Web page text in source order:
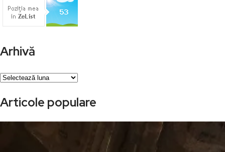
Arhivă
Arhivă
Articole populare